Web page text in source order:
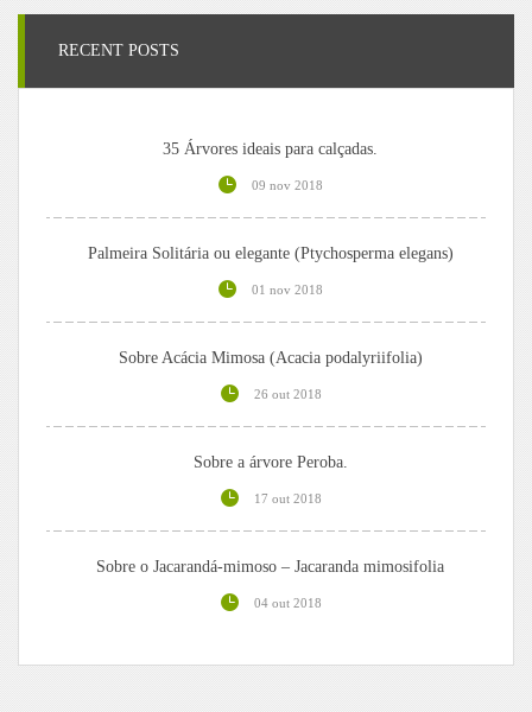
RECENT POSTS
35 Árvores ideais para calçadas.
09 nov 2018
Palmeira Solitária ou elegante (Ptychosperma elegans)
01 nov 2018
Sobre Acácia Mimosa (Acacia podalyriifolia)
26 out 2018
Sobre a árvore Peroba.
17 out 2018
Sobre o Jacarandá-mimoso – Jacaranda mimosifolia
04 out 2018